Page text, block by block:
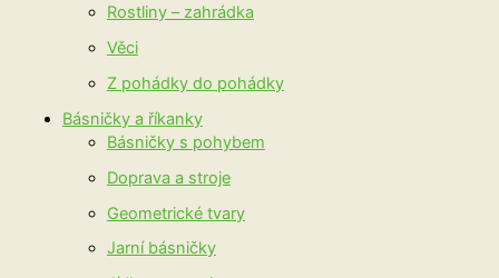
Rostliny – zahrádka
Věci
Z pohádky do pohádky
Básničky a říkanky
Básničky s pohybem
Doprava a stroje
Geometrické tvary
Jarní básničky